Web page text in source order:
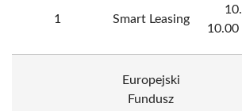
1 Smart Leasing
10.00
Europejski
Fundusz